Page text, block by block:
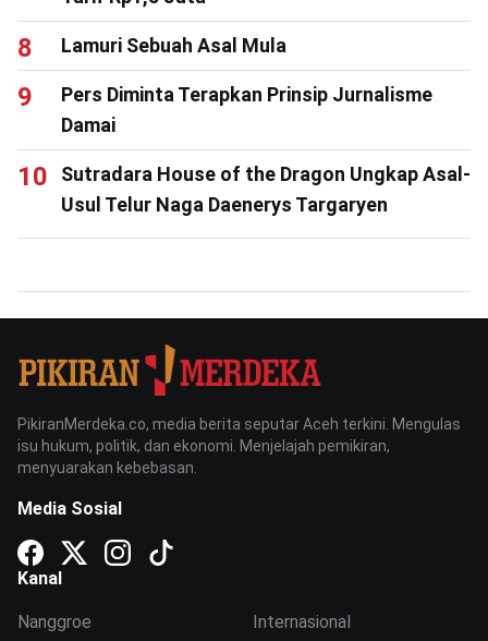
Lamuri Sebuah Asal Mula
Pers Diminta Terapkan Prinsip Jurnalisme
Damai
Sutradara House of the Dragon Ungkap Asal-
Usul Telur Naga Daenerys Targaryen
PikiranMerdeka.co, media berita seputar Aceh terkini. Mengulas
isu hukum, politik, dan ekonomi. Menjelajah pemikiran,
menyuarakan kebebasan.
Media Sosial
Kanal
Nanggroe Internasional